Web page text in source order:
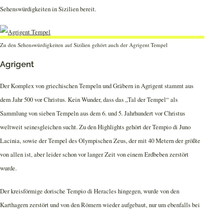
Sehenswürdigkeiten in Sizilien bereit.
Zu den Sehenswürdigkeiten auf Sizilien gehört auch der Agrigent Tempel
Agrigent
Der Komplex von griechischen Tempeln und Gräbern in Agrigent stammt aus
dem Jahr 500 vor Christus. Kein Wunder, dass das „Tal der Tempel“ als
Sammlung von sieben Tempeln aus dem 6. und 5. Jahrhundert vor Christus
weltweit seinesgleichen sucht. Zu den Highlights gehört der Tempio di Juno
Lacinia, sowie der Tempel des Olympischen Zeus, der mit 40 Metern der größte
von allen ist, aber leider schon vor langer Zeit von einem Erdbeben zerstört
wurde.
Der kreisförmige dorische Tempio di Heracles hingegen, wurde von den
Karthagern zerstört und von den Römern wieder aufgebaut, nur um ebenfalls bei